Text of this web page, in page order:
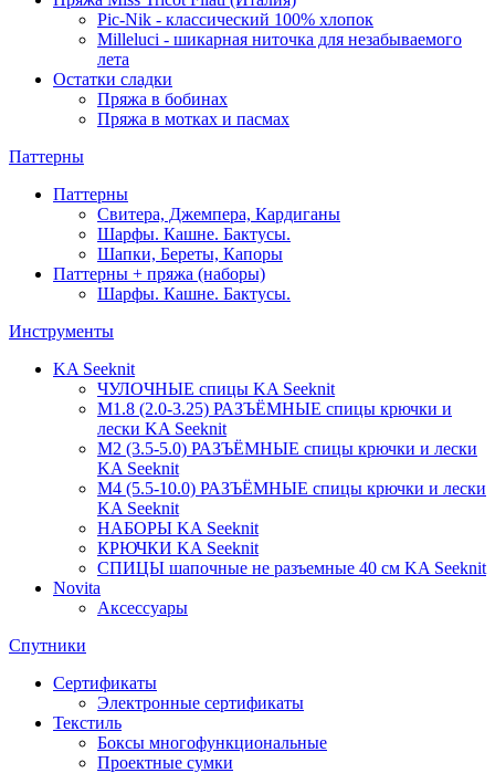
Pic-Nik - классический 100% хлопок
Milleluci - шикарная ниточка для незабываемого
лета
Остатки сладки
Пряжа в бобинах
Пряжа в мотках и пасмах
Паттерны
Паттерны
Свитера, Джемпера, Кардиганы
Шарфы. Кашне. Бактусы.
Шапки, Береты, Капоры
Паттерны + пряжа (наборы)
Шарфы. Кашне. Бактусы.
Инструменты
KA Seeknit
ЧУЛОЧНЫЕ спицы KA Seeknit
М1.8 (2.0-3.25) РАЗЪЁМНЫЕ спицы крючки и
лески KA Seeknit
М2 (3.5-5.0) РАЗЪЁМНЫЕ спицы крючки и лески
KA Seeknit
М4 (5.5-10.0) РАЗЪЁМНЫЕ спицы крючки и лески
KA Seeknit
НАБОРЫ KA Seeknit
КРЮЧКИ KA Seeknit
СПИЦЫ шапочные не разъемные 40 см KA Seeknit
Novita
Аксессуары
Спутники
Сертификаты
Электронные сертификаты
Текстиль
Боксы многофункциональные
Проектные сумки